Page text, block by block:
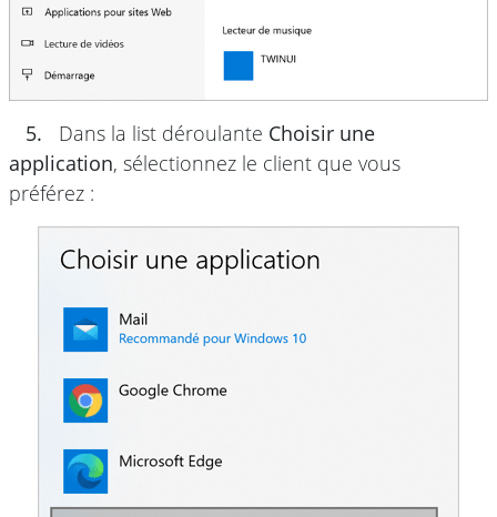
5. Dans la list déroulante Choisir une
application, sélectionnez le client que vous
préférez :